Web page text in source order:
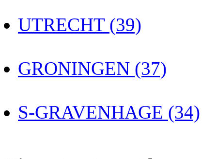
UTRECHT (39)
GRONINGEN (37)
S-GRAVENHAGE (34)